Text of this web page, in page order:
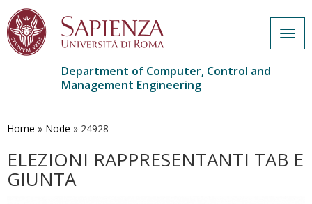
main
Department of Computer, Control and
Management Engineering
Home » Node » 24928
ELEZIONI RAPPRESENTANTI TAB E
GIUNTA